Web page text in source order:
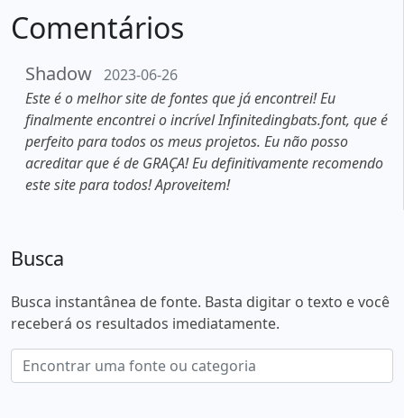
Comentários
Shadow 2023-06-26
Este é o melhor site de fontes que já encontrei! Eu
finalmente encontrei o incrível Infinitedingbats.font, que é
perfeito para todos os meus projetos. Eu não posso
acreditar que é de GRAÇA! Eu definitivamente recomendo
este site para todos! Aproveitem!
Busca
Busca instantânea de fonte. Basta digitar o texto e você
receberá os resultados imediatamente.